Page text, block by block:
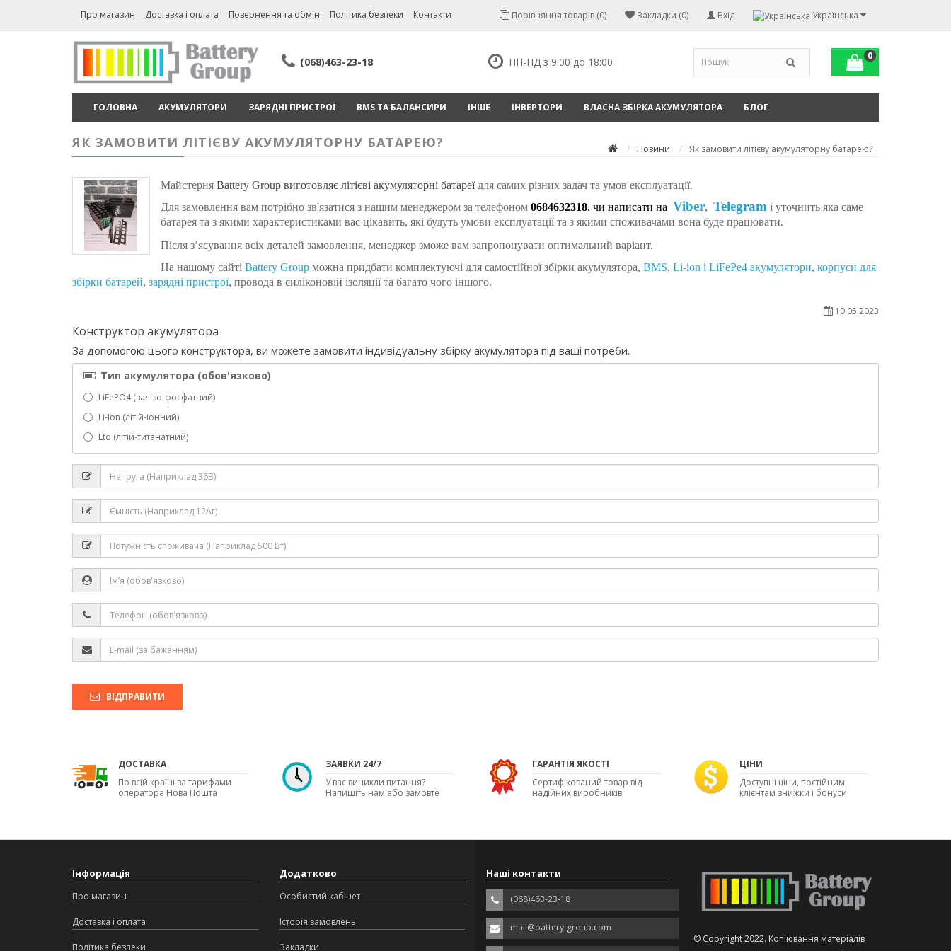
Про магазин Доставка і оплата Повернення та обмін Політика безпеки Контакти Українська
Вхід
Закладки (0)
Порівняння товарів (0)
(068)463-23-18 ПН-НД з 9:00 до 18:00 0
ГОЛОВНА АКУМУЛЯТОРИ ЗАРЯДНІ ПРИСТРОЇ BMS ТА БАЛАНСИРИ ІНШЕ ІНВЕРТОРИ ВЛАСНА ЗБІРКА АКУМУЛЯТОРА БЛОГ
Новини Як замовити літієву акумуляторну батарею?
ЯК ЗАМОВИТИ ЛІТІЄВУ АКУМУЛЯТОРНУ БАТАРЕЮ?
Майстерня Battery Group виготовляє літієві акумуляторні батареї для самих різних задач та умов експлуатації.
Для замовлення вам потрібно зв'язатися з нашим менеджером за телефоном 0684632318, чи написати на Viber, Telegram і уточнить яка саме
батарея та з якими характеристиками вас цікавить, які будуть умови експлуатації та з якими споживачами вона буде працювати.
Після з’ясування всіх деталей замовлення, менеджер зможе вам запропонувати оптимальний варіант.
На нашому сайті Battery Group можна придбати комплектуючі для самостійної збірки акумулятора, BMS, Li-ion і LiFePe4 акумулятори, корпуси для
збірки батарей, зарядні пристрої, провода в силіконовій ізоляції та багато чого іншого.
10.05.2023
Конструктор акумулятора
За допомогою цього конструктора, ви можете замовити індивідуальну збірку акумулятора під ваші потреби.
Тип акумулятора (обов'язково)
LiFePO4 (залізо-фосфатний)
Li-Ion (літій-іонний)
Lto (літій-титанатний)
ВІДПРАВИТИ
ДОСТАВКА
По всій країні за тарифами
оператора Нова Пошта
ЗАЯВКИ 24/7
У вас виникли питання?
Напишіть нам або замовте
ГАРАНТІЯ ЯКОСТІ
Сертифікований товар від
надійних виробників
ЦІНИ
Доступні ціни, постійним
клієнтам знижки і бонуси
Інформація
Про магазин
Доставка і оплата
Політика безпеки
Додатково
Особистий кабінет
Історія замовлень
Закладки
Наші контакти
(068)463-23-18
mail@battery-group.com
© Copyright 2022. Копіювання матеріалів